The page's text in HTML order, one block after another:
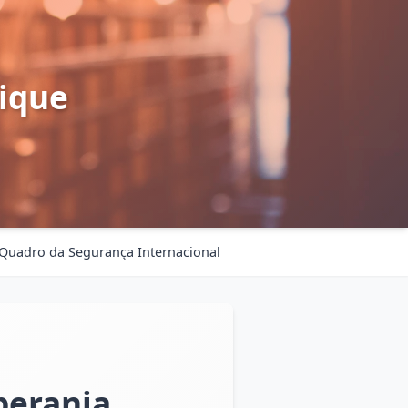
da Segurança Internacional